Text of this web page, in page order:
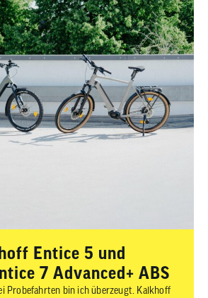
Entice 5 und
7 Advanced+ ABS
Probefahrten bin ich überzeugt. Kalkhoff